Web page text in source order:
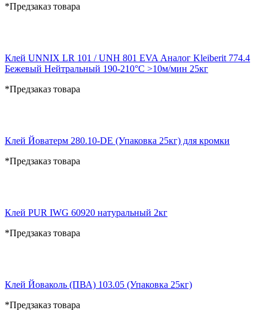
*Предзаказ товара
Клей UNNIX LR 101 / UNH 801 EVA Аналог Kleiberit 774.4
Бежевый Нейтральный 190-210°С >10м/мин 25кг
*Предзаказ товара
Клей Йоватерм 280.10-DE (Упаковка 25кг) для кромки
*Предзаказ товара
Клей PUR IWG 60920 натуральный 2кг
*Предзаказ товара
Клей Йоваколь (ПВА) 103.05 (Упаковка 25кг)
*Предзаказ товара